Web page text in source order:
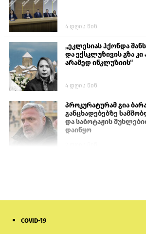
4 დღის წინ
„ეკლესიას ჰქონდა
და ექსკლუზივის გზა კი
არამედ ინკლუზიის“
4 დღის წინ
პროკურატურამ გია
განცხადებებზე
და საბოტაჟის
დაიწყო
COVID-19